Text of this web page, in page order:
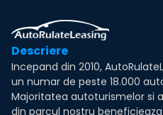
Descriere
Incepand din 2010,
un numar de peste 18.000
Majoritatea autoturismelor si
din parcul nostru